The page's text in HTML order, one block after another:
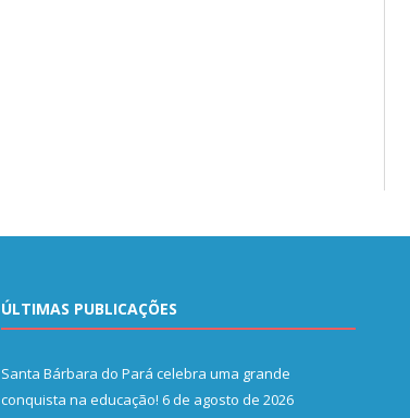
ÚLTIMAS PUBLICAÇÕES
Santa Bárbara do Pará celebra uma grande
conquista na educação! 6 de agosto de 2026